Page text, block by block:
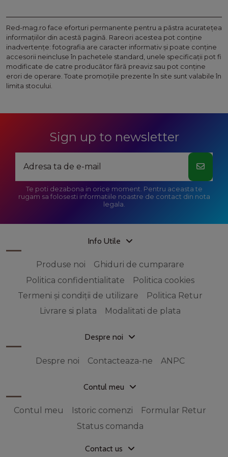
Red-mag.ro face eforturi permanente pentru a păstra acurateţea
informaţiilor din acestă pagină. Rareori acestea pot conţine
inadvertenţe: fotografia are caracter informativ şi poate conţine
accesorii neincluse în pachetele standard, unele specificaţii pot fi
modificate de catre producător fără preaviz sau pot conţine
erori de operare. Toate promoţiile prezente în site sunt valabile în
limita stocului.
Sign up to newsletter
Te poti dezabona in orice moment. Pentru aceasta te
rugam sa folosesti informatiile noastre de contact din nota
legala.
Info Utile
Produse noi
Ghiduri de cumparare
Politica confidentialitate
Politica cookies
Termeni și condiții de utilizare
Politica Retur
Livrare si plata
Modalitati de plata
Despre noi
Despre noi Contacteaza-ne ANPC
Contul meu
Contul meu Istoric comenzi
Formular Retur
Status comanda
Contact us